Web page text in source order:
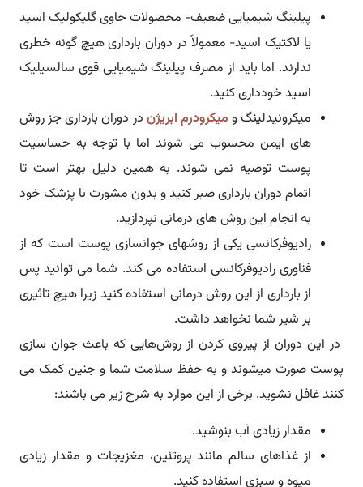
پیلینگ شیمیایی ضعیف- محصولات حاوی گلیکولیک اسید
یا لاکتیک اسید- معمولاً در دوران بارداری هیچ گونه خطری
ندارند. اما باید از مصرف پیلینگ شیمیایی قوی سالسیلیک
اسید خودداری کنید.
میکرونیدلینگ و میکرودرم ابریژن در دوران بارداری جز روش
های ایمن محسوب می شوند اما با توجه به حساسیت
پوست توصیه نمی شوند. به همین دلیل بهتر است تا
اتمام دوران بارداری صبر کنید و بدون مشورت با پزشک خود
به انجام این روش های درمانی نپردازید.
‏رادیوفرکانسی یکی از روشهای جوانسازی پوست است که از
فناوری رادیوفرکانسی استفاده می کند. شما می توانید پس
از بارداری از این روش درمانی استفاده کنید زیرا هیچ تاثیری
بر شیر شما نخواهد داشت.
در این دوران از پیروی کردن از روش‌هایی که باعث جوان سازی
پوست صورت میشوند و به حفظ سلامت شما و جنین کمک می
کنند غافل نشوید. برخی از این موارد به شرح زیر می باشند:
مقدار زیادی آب بنوشید.
از غذاهای سالم مانند پروتئین، مغزیجات و مقدار زیادی
میوه و سبزی استفاده کنید.